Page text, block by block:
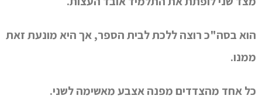
הוא בסה"כ רוצה ללכת לבית הספר, אך היא מונעת זאת
ממנו.
כל אחד מהצדדים מפנה אצבע מאשימה לשני.